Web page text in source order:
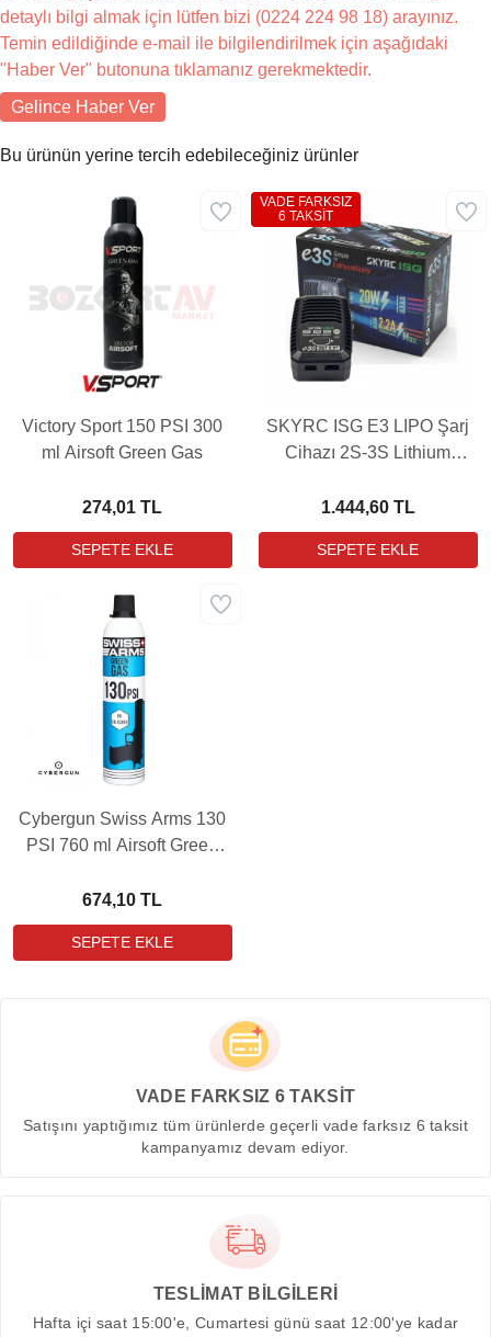
detaylı bilgi almak için lütfen bizi (0224 224 98 18) arayınız.
Temin edildiğinde e-mail ile bilgilendirilmek için aşağıdaki
"Haber Ver" butonuna tıklamanız gerekmektedir.
Gelince Haber Ver
Bu ürünün yerine tercih edebileceğiniz ürünler
Victory Sport 150 PSI 300
ml Airsoft Green Gas
274,01 TL
SKYRC ISG E3 LIPO Şarj
Cihazı 2S-3S Lithium
1.444,60 TL
VADE FARKSIZ
6 TAKSİT
Cybergun Swiss Arms 130
PSI 760 ml Airsoft Green
674,10 TL
VADE FARKSIZ 6 TAKSİT
Satışını yaptığımız tüm ürünlerde geçerli vade farksız 6 taksit
kampanyamız devam ediyor.
TESLİMAT BİLGİLERİ
Hafta içi saat 15:00'e, Cumartesi günü saat 12:00'ye kadar